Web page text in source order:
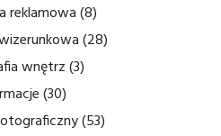
reklamowa(8)
(28)
wnętrz(3)
(30)
(53)